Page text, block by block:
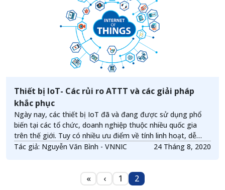
Thiết bị IoT- Các rủi ro ATTT và các giải pháp
khắc phục
Ngày nay, các thiết bị IoT đã và đang được sử dụng phổ
biến tại các tổ chức, doanh nghiệp thuộc nhiều quốc gia
trên thế giới. Tuy có nhiều ưu điểm về tính linh hoạt, dễ
dàng quản lý, loại thiết bị này cũng tồn tại nhiều vấn đề liên
Tác giả: Nguyễn Văn Bình - VNNIC 24 Tháng 8, 2020
First page
« Trang trước
‹ Trang
1 Trang
2